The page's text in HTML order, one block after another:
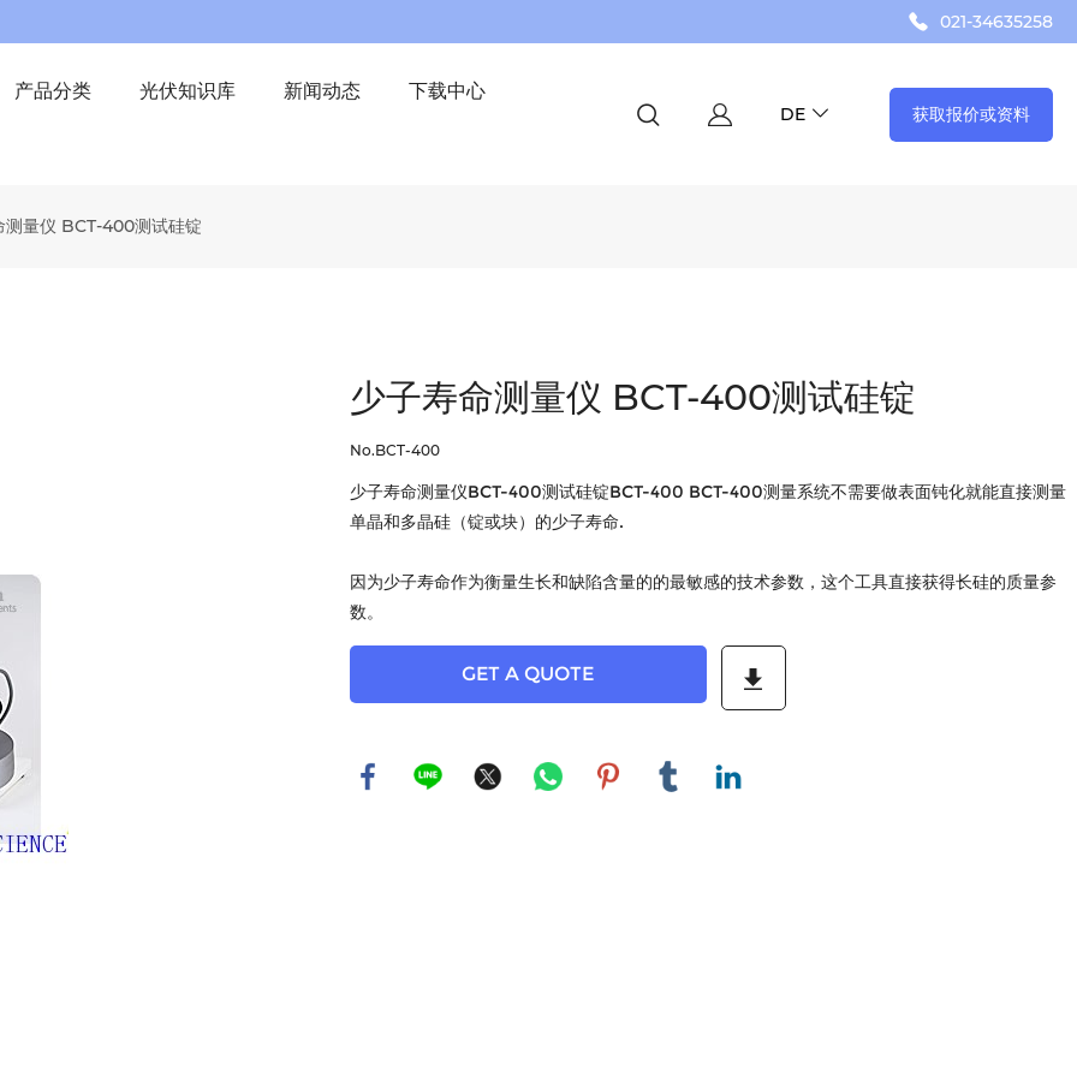
021-34635258
产品分类 光伏知识库 新闻动态 下载中心
DE 获取报价或资料
测量仪 BCT-400测试硅锭
少子寿命测量仪 BCT-400测试硅锭
No.BCT-400
少子寿命测量仪BCT-400测试硅锭BCT-400 BCT-400测量系统不需要做表面钝化就能直接测量
单晶和多晶硅（锭或块）的少子寿命.
因为少子寿命作为衡量生长和缺陷含量的的最敏感的技术参数，这个工具直接获得长硅的质量参
数。
GET A QUOTE